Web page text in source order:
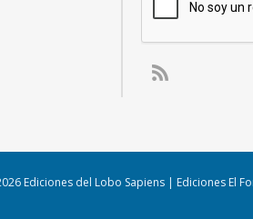
Ediciones del Lobo Sapiens | Ediciones El